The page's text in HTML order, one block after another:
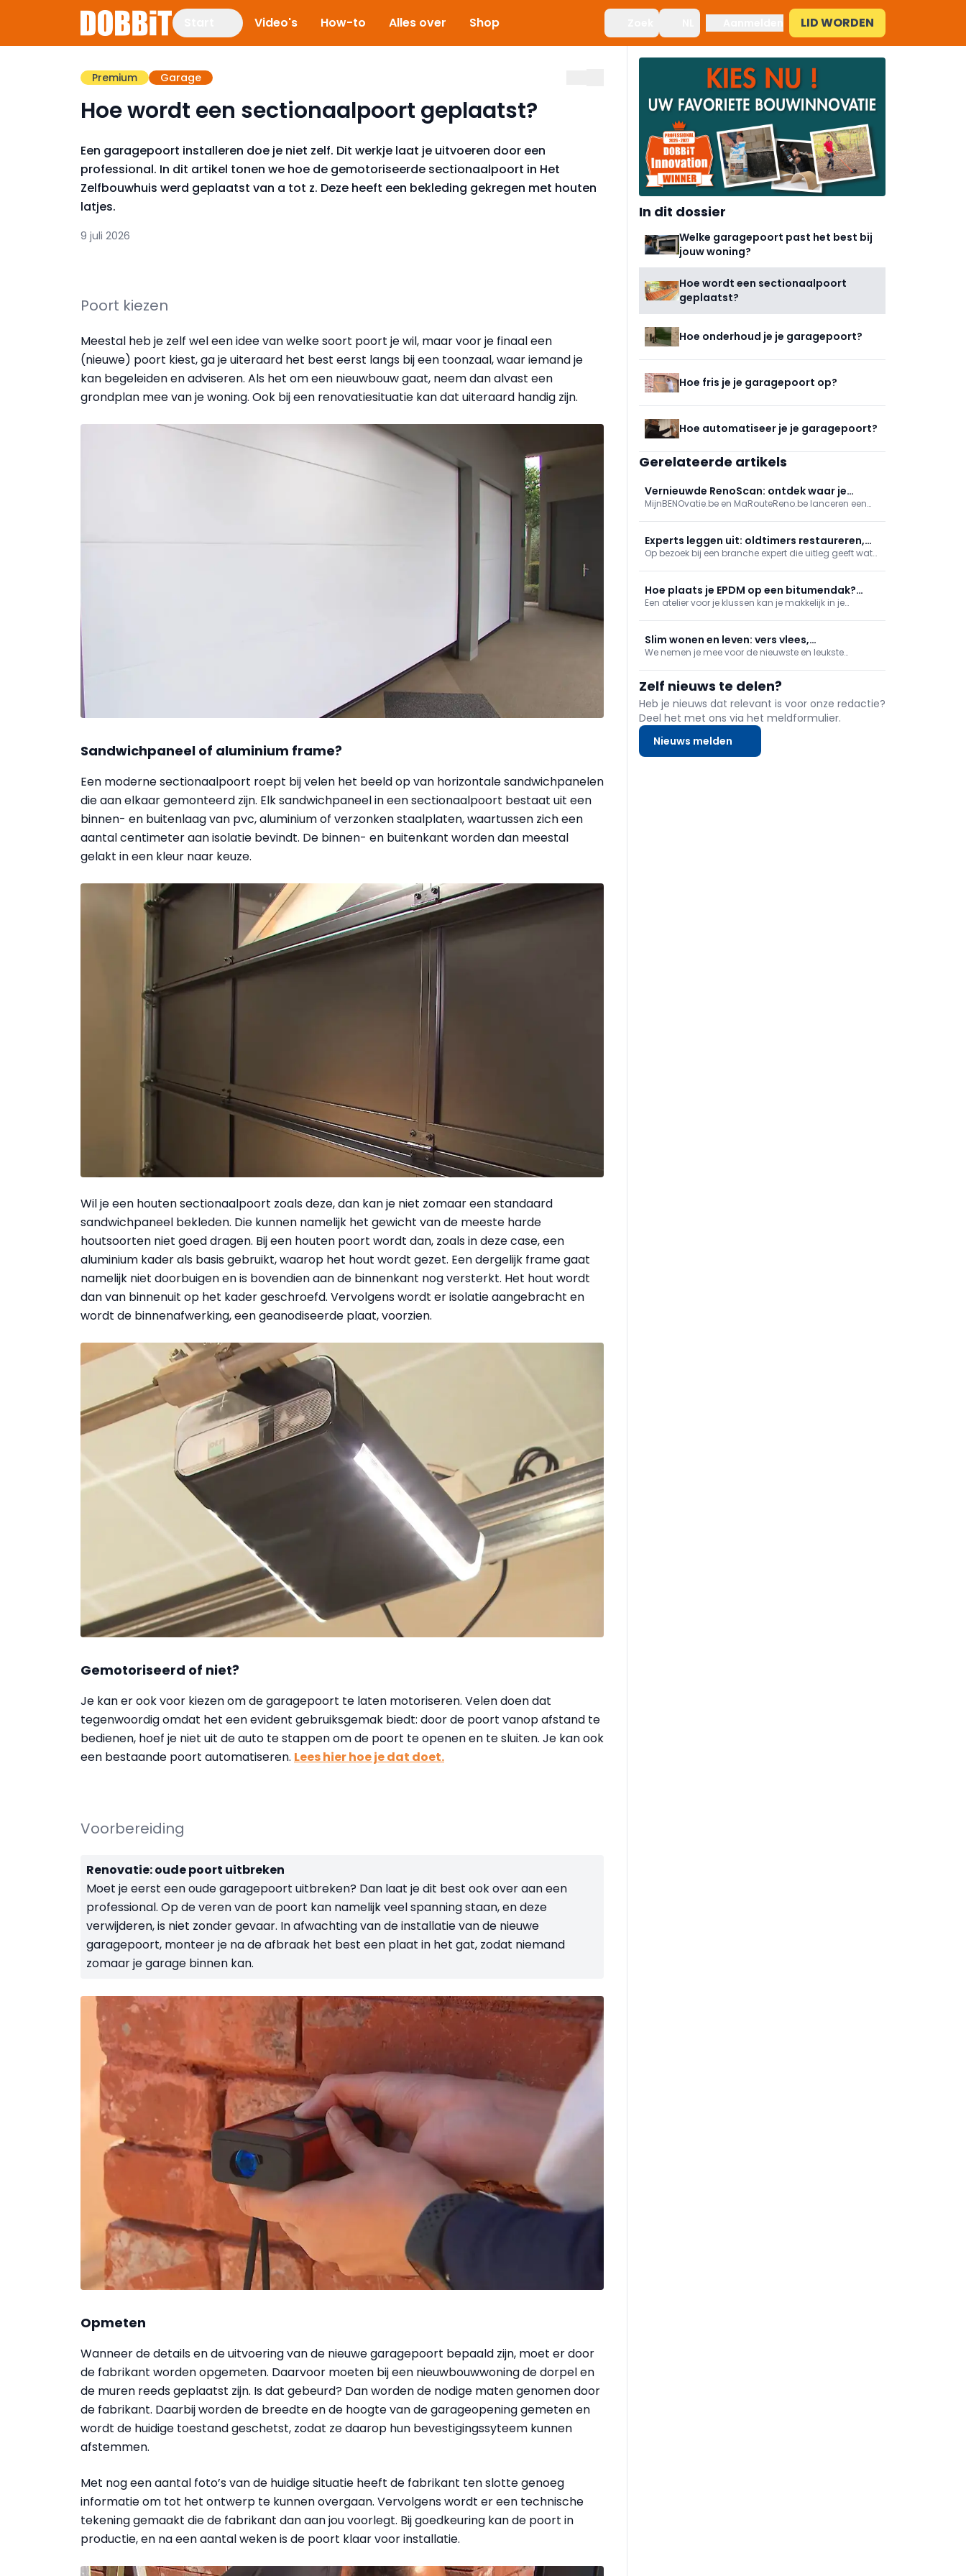
Video's How-to Alles over Shop LID WORDEN
Premium Garage
Hoe wordt een sectionaalpoort geplaatst?
Een garagepoort installeren doe je niet zelf. Dit werkje laat je uitvoeren door een
professional. In dit artikel tonen we hoe de gemotoriseerde sectionaalpoort in Het
Zelfbouwhuis werd geplaatst van a tot z. Deze heeft een bekleding gekregen met houten
latjes.
9 juli 2026
Poort kiezen
Meestal heb je zelf wel een idee van welke soort poort je wil, maar voor je finaal een
(nieuwe) poort kiest, ga je uiteraard het best eerst langs bij een toonzaal, waar iemand je
kan begeleiden en adviseren. Als het om een nieuwbouw gaat, neem dan alvast een
grondplan mee van je woning. Ook bij een renovatiesituatie kan dat uiteraard handig zijn.
Sandwichpaneel of aluminium frame?
Een moderne sectionaalpoort roept bij velen het beeld op van horizontale sandwichpanelen
die aan elkaar gemonteerd zijn. Elk sandwichpaneel in een sectionaalpoort bestaat uit een
binnen- en buitenlaag van pvc, aluminium of verzonken staalplaten, waartussen zich een
aantal centimeter aan isolatie bevindt. De binnen- en buitenkant worden dan meestal
gelakt in een kleur naar keuze.
Wil je een houten sectionaalpoort zoals deze, dan kan je niet zomaar een standaard
sandwichpaneel bekleden. Die kunnen namelijk het gewicht van de meeste harde
houtsoorten niet goed dragen. Bij een houten poort wordt dan, zoals in deze case, een
aluminium kader als basis gebruikt, waarop het hout wordt gezet. Een dergelijk frame gaat
namelijk niet doorbuigen en is bovendien aan de binnenkant nog versterkt. Het hout wordt
dan van binnenuit op het kader geschroefd. Vervolgens wordt er isolatie aangebracht en
wordt de binnenafwerking, een geanodiseerde plaat, voorzien.
Gemotoriseerd of niet?
Je kan er ook voor kiezen om de garagepoort te laten motoriseren. Velen doen dat
tegenwoordig omdat het een evident gebruiksgemak biedt: door de poort vanop afstand te
bedienen, hoef je niet uit de auto te stappen om de poort te openen en te sluiten. Je kan ook
een bestaande poort automatiseren. Lees hier hoe je dat doet.
Voorbereiding
Renovatie: oude poort uitbreken
Moet je eerst een oude garagepoort uitbreken? Dan laat je dit best ook over aan een
professional. Op de veren van de poort kan namelijk veel spanning staan, en deze
verwijderen, is niet zonder gevaar. In afwachting van de installatie van de nieuwe
garagepoort, monteer je na de afbraak het best een plaat in het gat, zodat niemand
zomaar je garage binnen kan.
Opmeten
Wanneer de details en de uitvoering van de nieuwe garagepoort bepaald zijn, moet er door
de fabrikant worden opgemeten. Daarvoor moeten bij een nieuwbouwwoning de dorpel en
de muren reeds geplaatst zijn. Is dat gebeurd? Dan worden de nodige maten genomen door
de fabrikant. Daarbij worden de breedte en de hoogte van de garageopening gemeten en
wordt de huidige toestand geschetst, zodat ze daarop hun bevestigingssyteem kunnen
afstemmen.
Met nog een aantal foto’s van de huidige situatie heeft de fabrikant ten slotte genoeg
informatie om tot het ontwerp te kunnen overgaan. Vervolgens wordt er een technische
tekening gemaakt die de fabrikant dan aan jou voorlegt. Bij goedkeuring kan de poort in
productie, en na een aantal weken is de poort klaar voor installatie.
In dit dossier
Welke garagepoort past het best bij
jouw woning?
Hoe wordt een sectionaalpoort
geplaatst?
Hoe onderhoud je je garagepoort?
Hoe fris je je garagepoort op?
Hoe automatiseer je je garagepoort?
Gerelateerde artikels
Vernieuwde RenoScan: ontdek waar je
woning het meest energie bespaart
MijnBENOvatie.be en MaRouteReno.be lanceren een
snel inzicht geeft in hun energieprestatie, prioritaire
renovaties en bijhorende premies/financiering, met
een persoonlijk rapport en stap-voor-stapadvies.
Experts leggen uit: oldtimers restaureren,
juwelen schatten en de horeca
Op bezoek bij een branche expert die uitleg geeft wat
oldtimers en een goudhandelaar. En wat komt er
allemaal kijken bij het runnen van een horecazaak?
Hoe plaats je EPDM op een bitumendak?
(deel 1)
Een atelier voor je klussen kan je makkelijk in je
bespaart zichzelf de moeite om het oude bitumen
dak af te breken en gaat er meteen EPDM op v
Slim wonen en leven: vers vlees,
immuunsysteem en tiltips
We nemen je mee voor de nieuwste en leukste
en tips bij het tillen!
Zelf nieuws te delen?
Heb je nieuws dat relevant is voor onze redactie?
Deel het met ons via het meldformulier.
Nieuws melden